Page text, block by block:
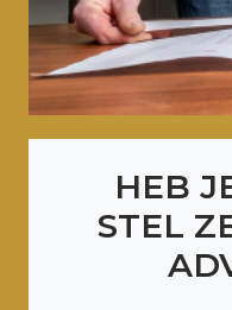
HEB
STEL